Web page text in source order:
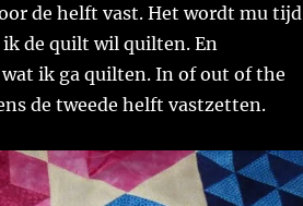
de helft vast. Het wordt mu tijd
de quilt wil quilten. En
ik ga quilten. In of out of the
de tweede helft vastzetten.